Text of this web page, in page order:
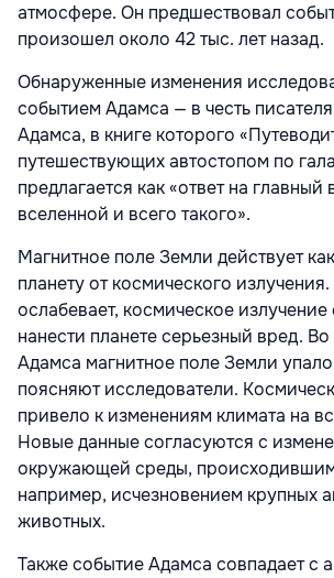
атмосфере. Он предшествовал
произошел около 42 тыс. лет назад.
Обнаруженные изменения
событием Адамса — в честь
Адамса, в книге которого
путешествующих автостопом по
предлагается как «ответ на
вселенной и всего такого».
Магнитное поле Земли действует
планету от космического
ослабевает, космическое
нанести планете серьезный вред.
Адамса магнитное поле Земли
поясняют исследователи.
привело к изменениям климата на
Новые данные согласуются с
окружающей среды,
например, исчезновением крупных
животных.
Также событие Адамса совпадает с